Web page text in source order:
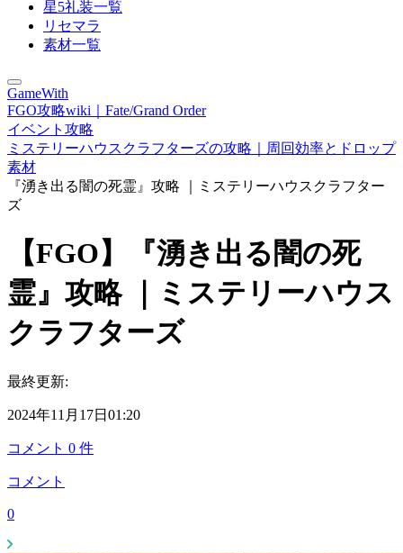
星5礼装一覧
リセマラ
素材一覧
GameWith
FGO攻略wiki｜Fate/Grand Order
イベント攻略
ミステリーハウスクラフターズの攻略｜周回効率とドロップ
素材
『湧き出る闇の死霊』攻略 ｜ミステリーハウスクラフター
ズ
【FGO】『湧き出る闇の死
霊』攻略 ｜ミステリーハウス
クラフターズ
最終更新:
2024年11月17日01:20
コメント 0 件
コメント
0